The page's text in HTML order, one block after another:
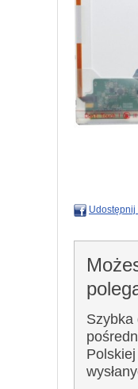
Udostępnij
Szybka